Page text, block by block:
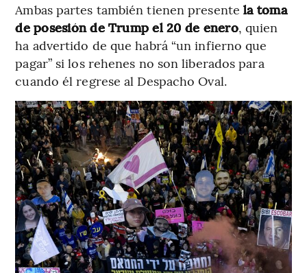
Ambas partes también tienen presentela toma
de posesión de Trump el 20 de enero, quien
ha advertido de que habrá “un infierno que
pagar” si los rehenes no son liberados para
cuando él regrese al Despacho Oval.